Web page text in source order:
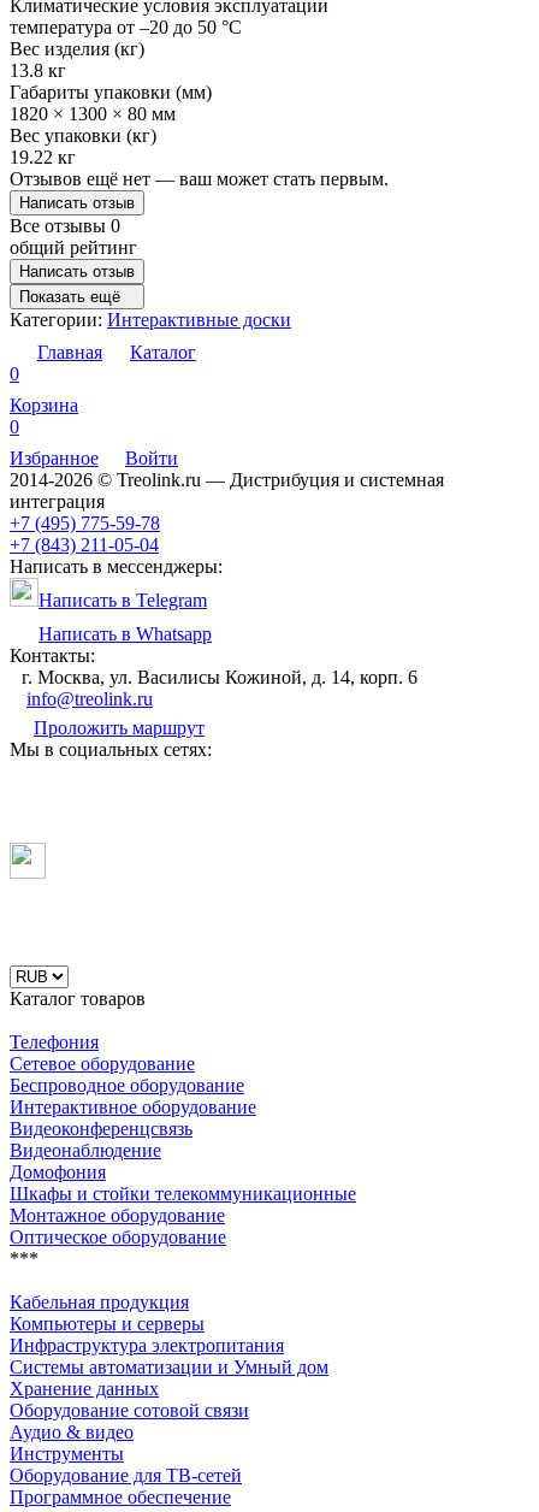
Климатические условия эксплуатации
температура от –20 до 50 °C
Вес изделия (кг)
13.8 кг
Габариты упаковки (мм)
1820 × 1300 × 80 мм
Вес упаковки (кг)
19.22 кг
Отзывов ещё нет — ваш может стать первым.
Написать отзыв
Все отзывы 0
общий рейтинг
Написать отзыв
Показать ещё
Категории: Интерактивные доски
Главная
Каталог
0
Корзина
0
Избранное
Войти
2014-2026 © Treolink.ru — Дистрибуция и системная
интеграция
+7 (495) 775-59-78
+7 (843) 211-05-04
Написать в мессенджеры:
Написать в Telegram
Написать в Whatsapp
Контакты:
г. Москва, ул. Василисы Кожиной, д. 14, корп. 6
info@treolink.ru
Проложить маршрут
Мы в социальных сетях:
Каталог товаров
Телефония
Сетевое оборудование
Беспроводное оборудование
Интерактивное оборудование
Видеоконференцсвязь
Видеонаблюдение
Домофония
Шкафы и стойки телекоммуникационные
Монтажное оборудование
Оптическое оборудование
***
Кабельная продукция
Компьютеры и серверы
Инфраструктура электропитания
Системы автоматизации и Умный дом
Хранение данных
Оборудование сотовой связи
Аудио & видео
Инструменты
Оборудование для ТВ-сетей
Программное обеспечение